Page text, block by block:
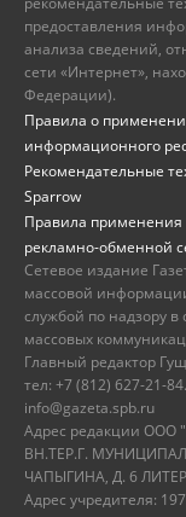
предоставления
анализа сведений,
сети «Интернет»,
Федерации).
Правила о
информационного
Рекомендательные
Sparrow
Правила применения
рекламно-обменной
Сетевое издание
массовой
службой по надзору
массовых
Главный редактор
тел: +7 (812) 627-21-
info@gazeta.spb.ru
Адрес редакции ООО
ВН.ТЕР.Г.
ЧАПЫГИНА, Д. 6
Адрес учредителя: